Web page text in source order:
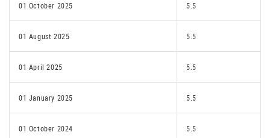
01 October 2025 5.5
01 August 2025 5.5
01 April 2025 5.5
01 January 2025 5.5
01 October 2024 5.5